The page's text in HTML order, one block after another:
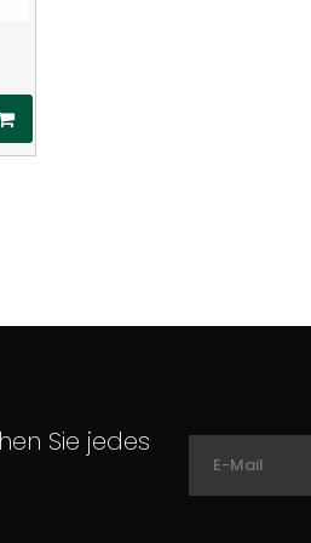
Sie jedes